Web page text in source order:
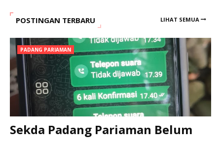
POSTINGAN TERBARU LIHAT SEMUA
PADANG PARIAMAN
Sekda Padang Pariaman Belum